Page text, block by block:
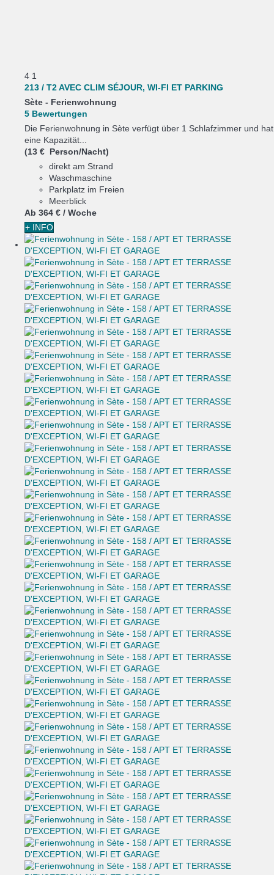
4 1
213 / T2 AVEC CLIM SÉJOUR, WI-FI ET PARKING
Sète - Ferienwohnung
5 Bewertungen
Die Ferienwohnung in Sète verfügt über 1 Schlafzimmer und hat
eine Kapazität...
(13 € Person/Nacht)
direkt am Strand
Waschmaschine
Parkplatz im Freien
Meerblick
Ab 364 € / Woche
+ INFO